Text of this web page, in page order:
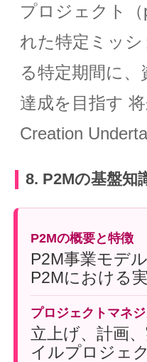
プロジェクト
れた特定ミッ
る特定期間に
達成を目指す
Creation
8. P2Mの基盤知
P2Mの概要と特徴
P2M事業モデ
P2Mにおける
プロジェクトマネ
立上げ、計画
イルプロジェ